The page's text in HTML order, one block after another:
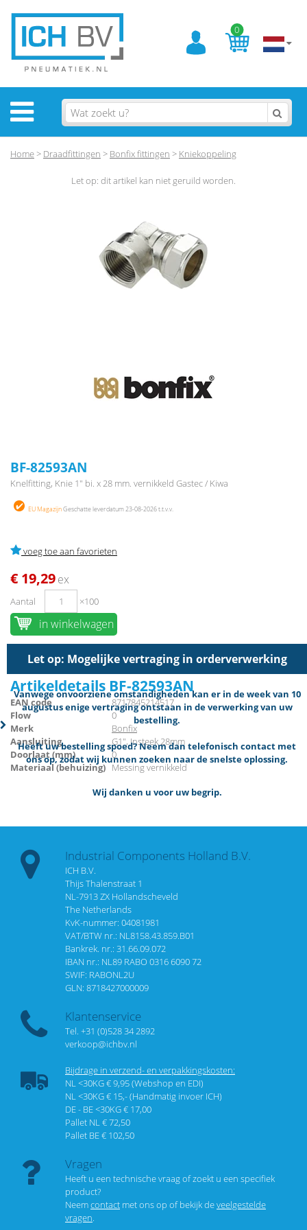
0
Let op: Mogelijke vertraging in orderverwerking
Vanwege onvoorziene omstandigheden kan er in de week van 10
augustus enige vertraging ontstaan in de verwerking van uw
bestelling.
Heeft uw bestelling spoed? Neem dan telefonisch contact met
ons op, zodat wij kunnen zoeken naar de snelste oplossing.
Wij danken u voor uw begrip.
Home> Draadfittingen > Bonfix fittingen > Kniekoppeling
Let op: dit artikel kan niet geruild worden.
BF-82593AN
Knelfitting, Knie 1" bi. x 28 mm. vernikkeld Gastec / Kiwa
EU MagazijnGeschatte leverdatum 23-08-2026 t.t.v.v.
voeg toe aan favorieten
€ 19,29ex
Aantal ×100
in winkelwagen
Artikeldetails BF-82593AN
EAN code
8717845214517
Flow
0
Merk
Bonfix
Aansluiting
G1", Insteek 28mm
Doorlaat (mm)
0
Materiaal (behuizing) Messing vernikkeld
Industrial Components Holland B.V.
ICH B.V.
Thijs Thalenstraat 1
NL-7913 ZX Hollandscheveld
The Netherlands
KvK-nummer: 04081981
VAT/BTW nr.: NL8158.43.859.B01
Bankrek. nr.: 31.66.09.072
IBAN nr.: NL89 RABO 0316 6090 72
SWIF: RABONL2U
GLN: 8718427000009
Klantenservice
Tel. +31 (0)528 34 2892
verkoop@ichbv.nl
Bijdrage in verzend- en verpakkingskosten:
NL <30KG € 9,95 (Webshop en EDI)
NL <30KG € 15,- (Handmatig invoer ICH)
DE - BE <30KG € 17,00
Pallet NL € 72,50
Pallet BE € 102,50
Vragen
Heeft u een technische vraag of zoekt u een specifiek
product?
Neemcontact met ons op of bekijk deveelgestelde
vragen.